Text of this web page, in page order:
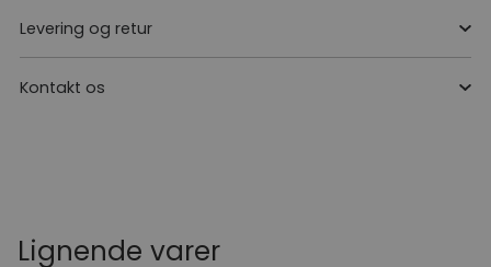
Levering og retur
Kontakt os
Lignende varer